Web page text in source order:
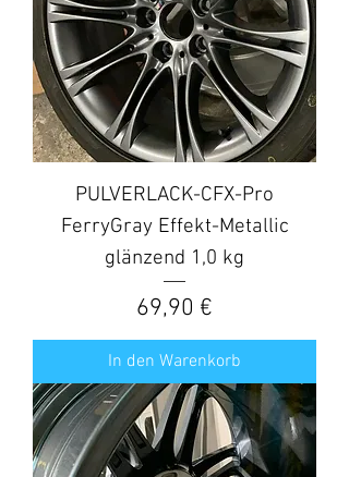
PULVERLACK-CFX-Pro
FerryGray Effekt-Metallic
glänzend 1,0 kg
Preis
69,90 €
In den Warenkorb